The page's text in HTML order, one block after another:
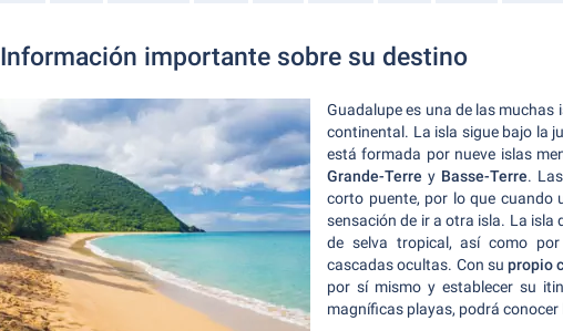
Información importante sobre su destino
Guadalupe es una de las muchas
continental. La isla sigue bajo la
está formada por nueve islas
Grande-Terre y Basse-Terre.
corto puente, por lo que cuando
sensación de ir a otra isla. La isla
de selva tropical, así como
cascadas ocultas. Con su propio
por sí mismo y establecer su
magníficas playas, podrá conocer